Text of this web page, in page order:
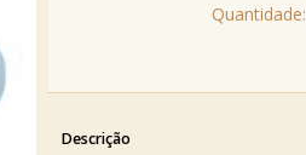
Quantidade:
Descrição